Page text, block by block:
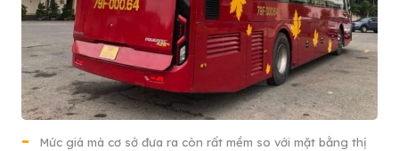
Mức giá mà cơ sở đưa ra còn rất mềm so với mặt bằng thị